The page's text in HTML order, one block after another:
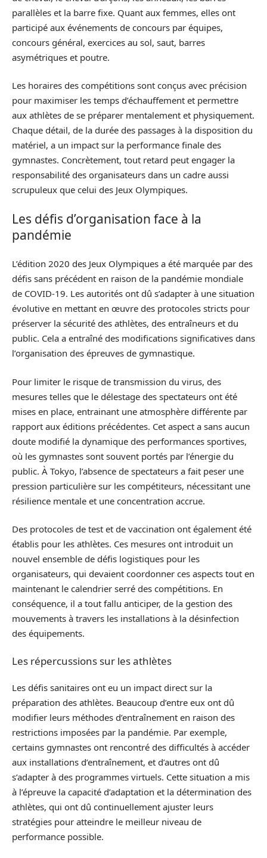
parallèles et la barre fixe. Quant aux femmes, elles ont
participé aux événements de concours par équipes,
concours général, exercices au sol, saut, barres
asymétriques et poutre.
Les horaires des compétitions sont conçus avec précision
pour maximiser les temps d’échauffement et permettre
aux athlètes de se préparer mentalement et physiquement.
Chaque détail, de la durée des passages à la disposition du
matériel, a un impact sur la performance finale des
gymnastes. Concrètement, tout retard peut engager la
responsabilité des organisateurs dans un cadre aussi
scrupuleux que celui des Jeux Olympiques.
Les défis d’organisation face à la
pandémie
L’édition 2020 des Jeux Olympiques a été marquée par des
défis sans précédent en raison de la pandémie mondiale
de COVID-19. Les autorités ont dû s’adapter à une situation
évolutive en mettant en œuvre des protocoles stricts pour
préserver la sécurité des athlètes, des entraîneurs et du
public. Cela a entraîné des modifications significatives dans
l’organisation des épreuves de gymnastique.
Pour limiter le risque de transmission du virus, des
mesures telles que le délestage des spectateurs ont été
mises en place, entrainant une atmosphère différente par
rapport aux éditions précédentes. Cet aspect a sans aucun
doute modifié la dynamique des performances sportives,
où les gymnastes sont souvent portés par l’énergie du
public. À Tokyo, l’absence de spectateurs a fait peser une
pression particulière sur les compétiteurs, nécessitant une
résilience mentale et une concentration accrue.
Des protocoles de test et de vaccination ont également été
établis pour les athlètes. Ces mesures ont introduit un
nouvel ensemble de défis logistiques pour les
organisateurs, qui devaient coordonner ces aspects tout en
maintenant le calendrier serré des compétitions. En
conséquence, il a tout fallu anticiper, de la gestion des
mouvements à travers les installations à la désinfection
des équipements.
Les répercussions sur les athlètes
Les défis sanitaires ont eu un impact direct sur la
préparation des athlètes. Beaucoup d’entre eux ont dû
modifier leurs méthodes d’entraînement en raison des
restrictions imposées par la pandémie. Par exemple,
certains gymnastes ont rencontré des difficultés à accéder
aux installations d’entraînement, et d’autres ont dû
s’adapter à des programmes virtuels. Cette situation a mis
à l’épreuve la capacité d’adaptation et la détermination des
athlètes, qui ont dû continuellement ajuster leurs
stratégies pour atteindre le meilleur niveau de
performance possible.